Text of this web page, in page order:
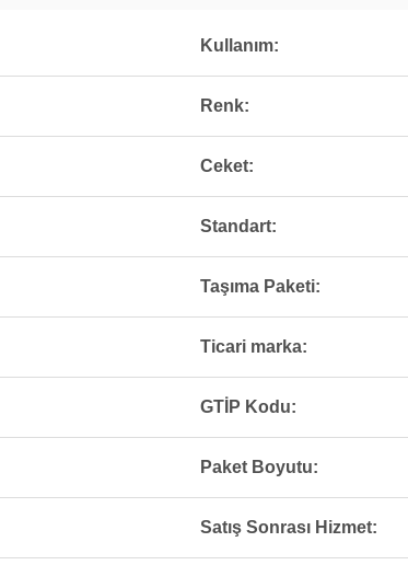
Kullanım:
Renk:
Ceket:
Standart:
Taşıma Paketi:
Ticari marka:
GTİP Kodu:
Paket Boyutu:
Satış Sonrası Hizmet: